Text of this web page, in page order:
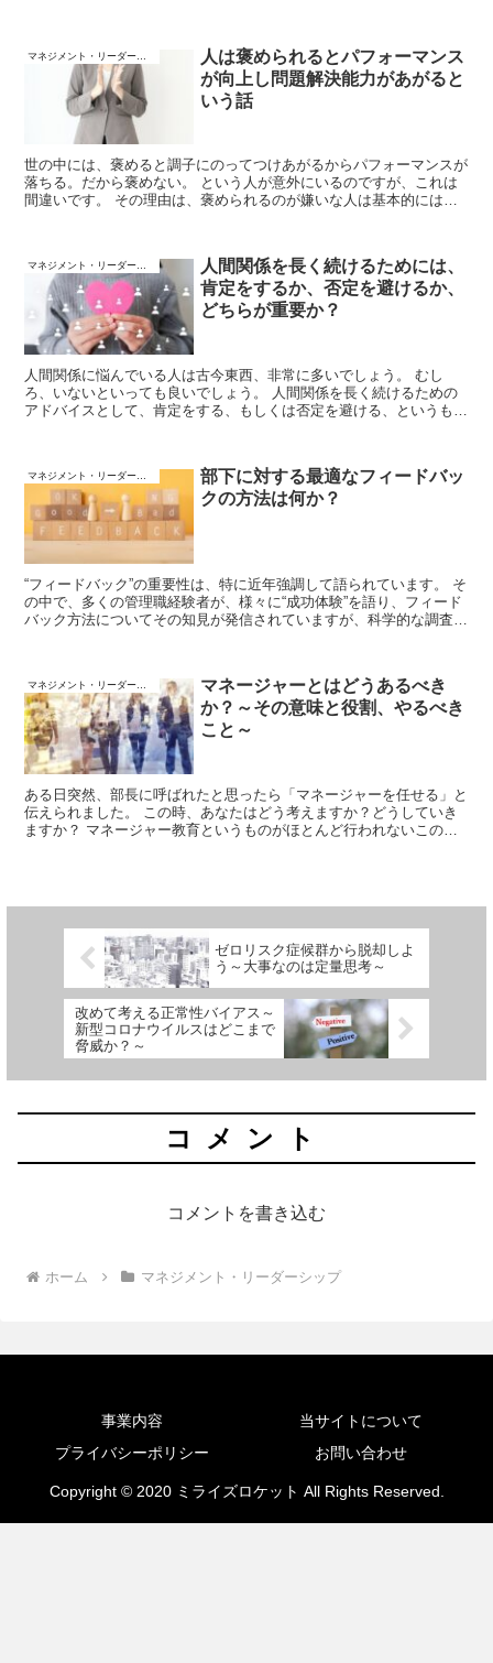
マネジメント・リーダーシップ
人は褒められるとパフォーマンス
が向上し問題解決能力があがると
いう話
世の中には、褒めると調子にのってつけあがるからパフォーマンスが
落ちる。だから褒めない。 という人が意外にいるのですが、これは
間違いです。 その理由は、褒められるのが嫌いな人は基本的にはい
マネジメント・リーダーシップ
人間関係を長く続けるためには、
肯定をするか、否定を避けるか、
どちらが重要か？
人間関係に悩んでいる人は古今東西、非常に多いでしょう。 むし
ろ、いないといっても良いでしょう。 人間関係を長く続けるための
アドバイスとして、肯定をする、もしくは否定を避ける、というもの
部下に対する最適なフィードバッ
クの方法は何か？
“フィードバック”の重要性は、特に近年強調して語られています。 そ
の中で、多くの管理職経験者が、様々に“成功体験”を語り、フィード
バック方法についてその知見が発信されていますが、科学的な調査は
マネジメント・リーダーシップ
マネージャーとはどうあるべき
か？～その意味と役割、やるべき
こと～
ある日突然、部長に呼ばれたと思ったら「マネージャーを任せる」と
伝えられました。 この時、あなたはどう考えますか？どうしていき
ますか？ マネージャー教育というものがほとんど行われないこの日
ゼロリスク症候群から脱却しよ
う～大事なのは定量思考～
改めて考える正常性バイアス～
新型コロナウイルスはどこまで
脅威か？～
コメント
コメントを書き込む
ホーム マネジメント・リーダーシップ
事業内容
当サイトについて
プライバシーポリシー
お問い合わせ
Copyright © 2020 ミライズロケット All Rights Reserved.